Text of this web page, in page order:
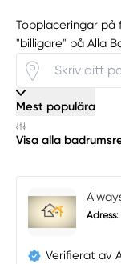
Topplaceringar på
"billigare" på Alla
Mest populära
Visa alla
Adress:
Verifierat av